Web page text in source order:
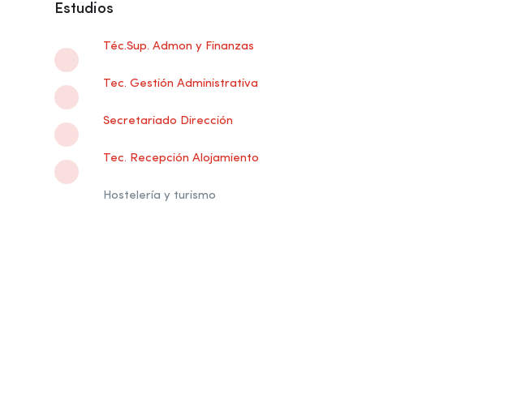
Estudios
Téc.Sup. Admon y Finanzas
Tec. Gestión Administrativa
Secretariado Dirección
Tec. Recepción Alojamiento
Hostelería y turismo